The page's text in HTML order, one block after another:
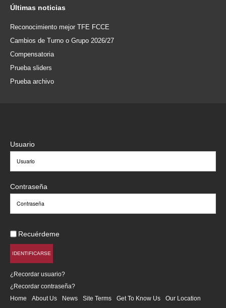
Últimas noticias
Reconocimiento mejor TFE FCCE
Cambios de Turno o Grupo 2026/27
Compensatoria
Prueba sliders
Prueba archivo
Usuario
Contraseña
Recuérdeme
IDENTIFICARSE
¿Recordar usuario?
¿Recordar contraseña?
Home
About Us News Site Terms Get To Know Us Our Location